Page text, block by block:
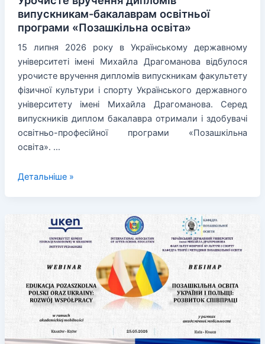
випускникам-бакалаврам освітньої
програми «Позашкільна освіта»
15 липня 2026 року в Українському державному
університеті імені Михайла Драгоманова відбулося
урочисте вручення дипломів випускникам факультету
фізичної культури і спорту Українського державного
університету імені Михайла Драгоманова. Серед
випускників диплом бакалавра отримали і здобувачі
освітньо-професійної програми «Позашкільна
освіта». …
Урочисте
випускникам-
бакалаврам
освітньої
програми
освіта»
Детальніше »